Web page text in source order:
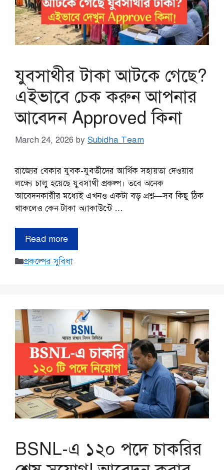
যুবসাথীর টাকা আটকে গেছে?
এইভাবে চেক করুন আপনার
আবেদন Approved কিনা
March 24, 2026 by Subidha Team
রাজ্যের বেকার যুবক-যুবতীদের আর্থিক সহায়তা দেওয়ার
লক্ষ্যে চালু হয়েছে যুবসাথী প্রকল্প। তবে অনেক
আবেদনকারীর মধ্যেই এখনও একটা বড় প্রশ্ন—সব কিছু ঠিক
থাকলেও কেন টাকা অ্যাকাউন্টে …
Read more
Categories
প্রকল্পের সুবিধা
BSNL-এ ১২০ পদে চাকরির